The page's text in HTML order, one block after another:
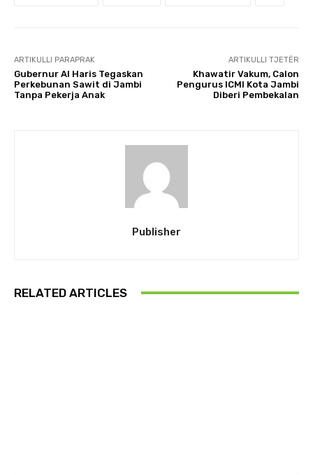
ARTIKULLI PARAPRAK
Gubernur Al Haris Tegaskan
Perkebunan Sawit di Jambi
Tanpa Pekerja Anak
ARTIKULLI TJETËR
Khawatir Vakum, Calon
Pengurus ICMI Kota Jambi
Diberi Pembekalan
Publisher
RELATED ARTICLES